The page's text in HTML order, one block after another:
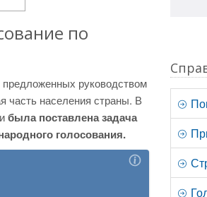
по
предложенных руководством
часть населения страны. В
была поставлена задача
голосования.